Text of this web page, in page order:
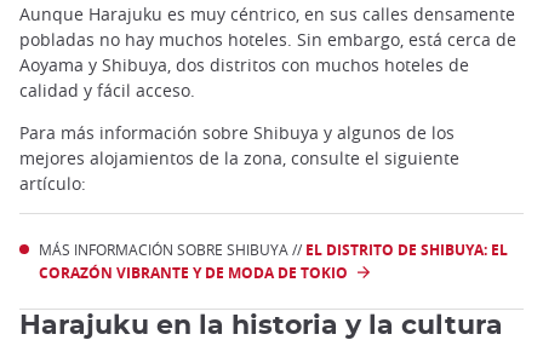
Aunque Harajuku es muy céntrico, en sus calles densamente
pobladas no hay muchos hoteles. Sin embargo, está cerca de
Aoyama y Shibuya, dos distritos con muchos hoteles de
calidad y fácil acceso.
Para más información sobre Shibuya y algunos de los
mejores alojamientos de la zona, consulte el siguiente
artículo:
MÁS INFORMACIÓN SOBRE SHIBUYA // EL DISTRITO DE SHIBUYA: EL
CORAZÓN VIBRANTE Y DE MODA DE TOKIO
Harajuku en la historia y la cultura